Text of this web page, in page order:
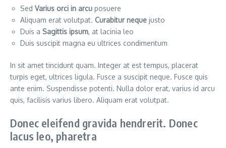
Sed Varius orci in arcu posuere
Aliquam erat volutpat. Curabitur neque justo
Duis a Sagittis ipsum, at lacinia leo
Duis suscipit magna eu ultrices condimentum
In sit amet tincidunt quam. Integer at est tempus, placerat
turpis eget, ultrices ligula. Fusce a suscipit neque. Fusce quis
ante enim. Suspendisse potenti. Nulla dolor erat, varius id arcu
quis, facilisis varius libero. Aliquam erat volutpat.
Donec eleifend gravida hendrerit. Donec
lacus leo, pharetra